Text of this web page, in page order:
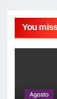
You
Agosto